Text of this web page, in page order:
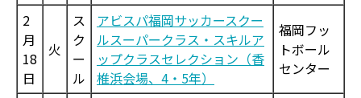
2
月
18
日
火
ス
ク
ー
ル
アビスパ福岡サッカースクー
ルスーパークラス・スキルア
ップクラスセレクション（香
椎浜会場、4・5年）
福岡フッ
トボール
センター